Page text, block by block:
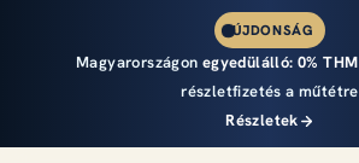
ÚJDONSÁG
Magyarországon egyedülálló: 0% THM
részletfizetés a műtétre
Részletek